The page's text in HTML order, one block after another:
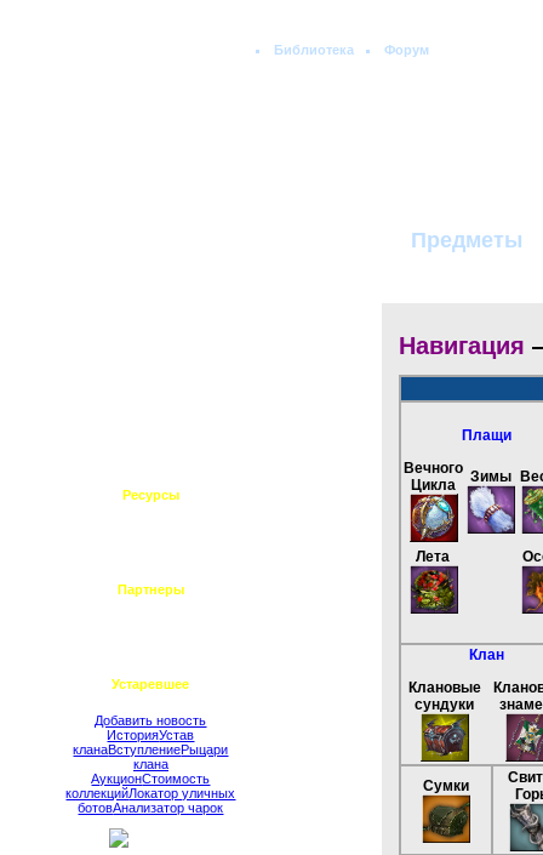
Библиотека Форум
Предметы
Навигация
Плащи
Вечного
Цикла
Зимы
Лета
Клан
Клановые
сундуки
Сумки
Ресурсы
Партнеры
Устаревшее
Добавить новость
ИсторияУстав
кланаВступлениеРыцари
клана
АукционСтоимость
коллекцийЛокатор уличных
ботовАнализатор чарок